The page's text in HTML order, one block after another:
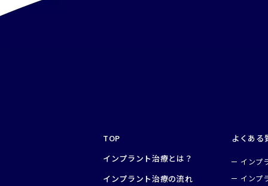
TOP
インプラント治療とは？
インプラント治療の流れ
よくある
インプ
インプ